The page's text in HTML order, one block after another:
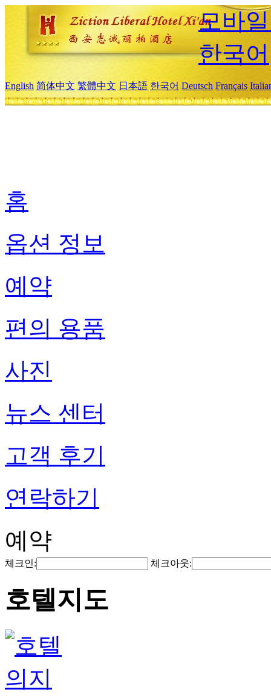
모바
한국어
English 简体中文 繁體中文 日本語 한국어 Deutsch Français
홈
옵션 정보
예약
편의 용품
사진
뉴스 센터
고객 후기
연락하기
예약
체크인: 체크아웃:
호텔지도